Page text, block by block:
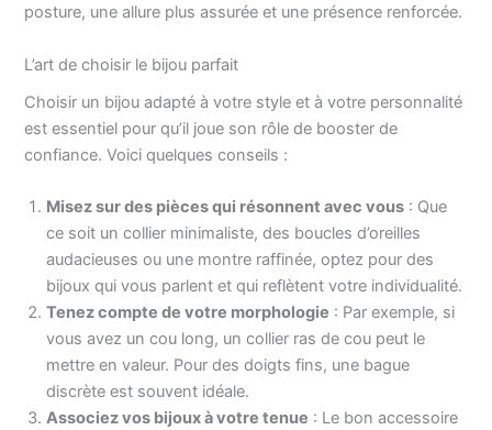
posture, une allure plus assurée et une présence renforcée.
L’art de choisir le bijou parfait
Choisir un bijou adapté à votre style et à votre personnalité
est essentiel pour qu’il joue son rôle de booster de
confiance. Voici quelques conseils :
Misez sur des pièces qui résonnent avec vous : Que
ce soit un collier minimaliste, des boucles d’oreilles
audacieuses ou une montre raffinée, optez pour des
bijoux qui vous parlent et qui reflètent votre individualité.
Tenez compte de votre morphologie : Par exemple, si
vous avez un cou long, un collier ras de cou peut le
mettre en valeur. Pour des doigts fins, une bague
discrète est souvent idéale.
Associez vos bijoux à votre tenue : Le bon accessoire